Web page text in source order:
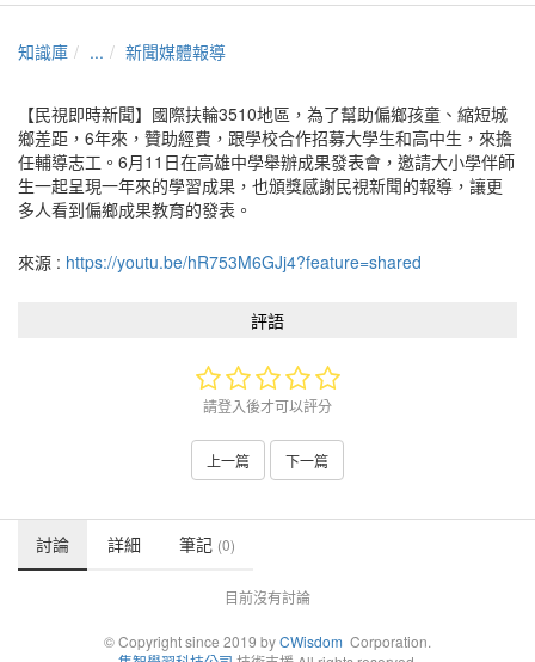
知識庫 ... 新聞媒體報導
【民視即時新聞】國際扶輪3510地區，為了幫助偏鄉孩童、縮短城
鄉差距，6年來，贊助經費，跟學校合作招募大學生和高中生，來擔
任輔導志工。6月11日在高雄中學舉辦成果發表會，邀請大小學伴師
生一起呈現一年來的學習成果，也頒獎感謝民視新聞的報導，讓更
多人看到偏鄉成果教育的發表。
來源 : https://youtu.be/hR753M6GJj4?feature=shared
評語
請登入後才可以評分
上一篇 下一篇
討論 詳細 筆記 (0)
目前沒有討論
© Copyright since 2019 byCWisdom Corporation.